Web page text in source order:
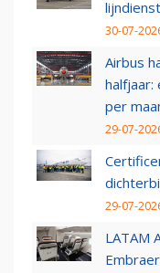
30-07-
Airbus
halfjaar:
per
29-07-
29-07-
LATAM